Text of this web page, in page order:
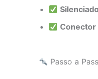
Conector
Passo a